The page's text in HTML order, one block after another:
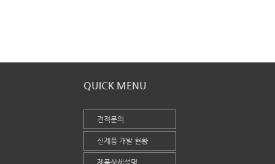
QUICK MENU
견적문의
신제품 개발 현황